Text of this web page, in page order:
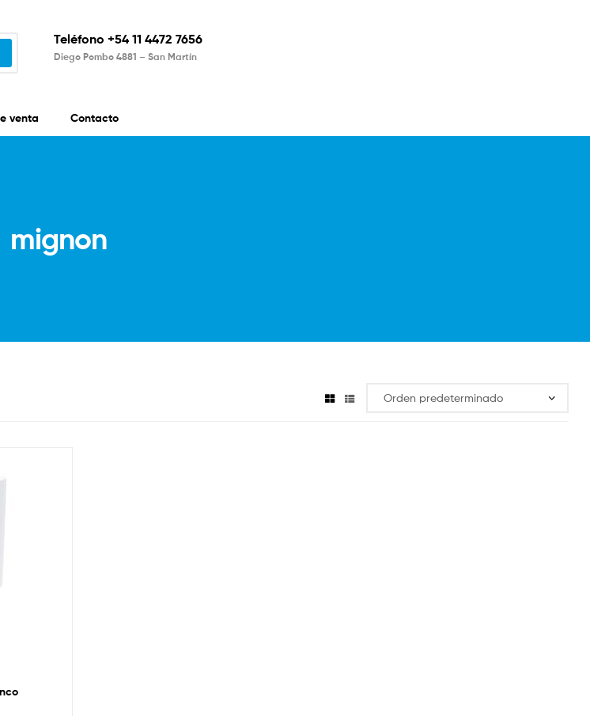
Teléfono +54 11 4472 7656
Diego Pombo 4881 – San Martín
venta Contacto
mignon